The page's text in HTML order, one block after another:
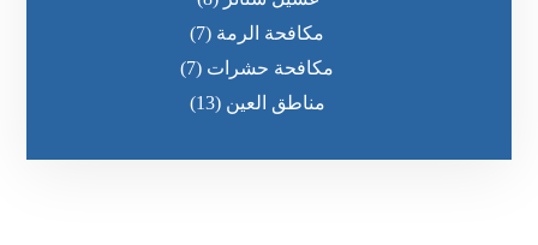
مكافحة الرمة (7)
مكافحة حشرات (7)
مناطق العين (13)